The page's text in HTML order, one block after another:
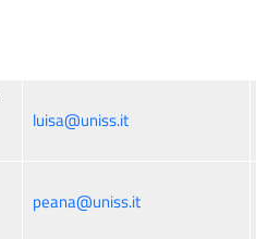
luisa@uniss.it
peana@uniss.it